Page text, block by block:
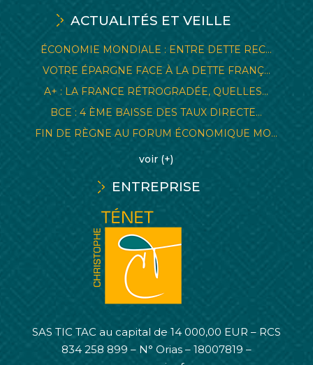
ACTUALITÉS ET VEILLE
ÉCONOMIE MONDIALE : ENTRE DETTE REC...
VOTRE ÉPARGNE FACE À LA DETTE FRANÇ...
A+ : LA FRANCE RÉTROGRADÉE, QUELLES...
BCE : 4 ÈME BAISSE DES TAUX DIRECTE...
FIN DE RÈGNE AU FORUM ÉCONOMIQUE MO...
voir (+)
ENTREPRISE
SAS TIC TAC au capital de 14 000,00 EUR – RCS
834 258 899 – N° Orias – 18007819 –